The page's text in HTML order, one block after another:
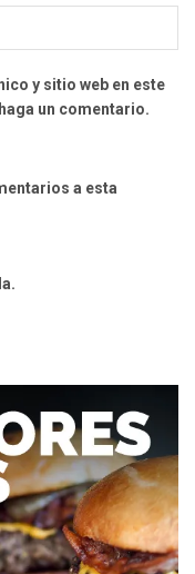
y sitio web en este
un comentario.
a esta